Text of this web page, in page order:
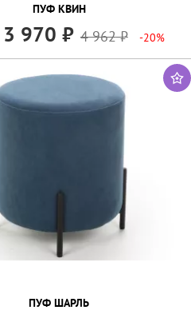
ПУФ КВИН
3 970 4 962 -20%
ПУФ ШАРЛЬ